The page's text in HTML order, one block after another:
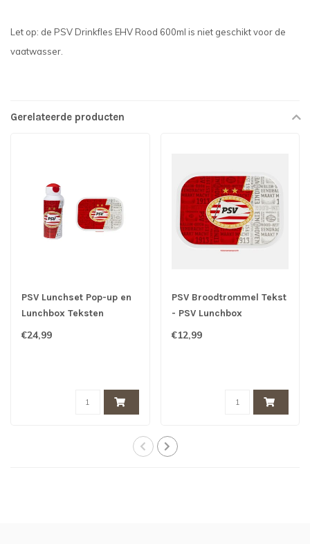
Let op: de PSV Drinkfles EHV Rood 600ml is niet geschikt voor de
vaatwasser.
Gerelateerde producten
PSV Lunchset Pop-up en
Lunchbox Teksten
€24,99
PSV Broodtrommel Tekst
- PSV Lunchbox
€12,99